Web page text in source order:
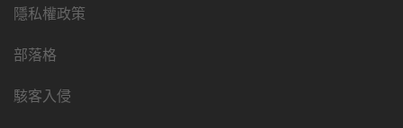
隱私權政策
部落格
駭客入侵